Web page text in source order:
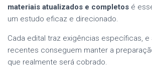
materiais atualizados e completos é
um estudo eficaz e direcionado.
Cada edital traz exigências específicas,
recentes conseguem manter a
que realmente será cobrado.